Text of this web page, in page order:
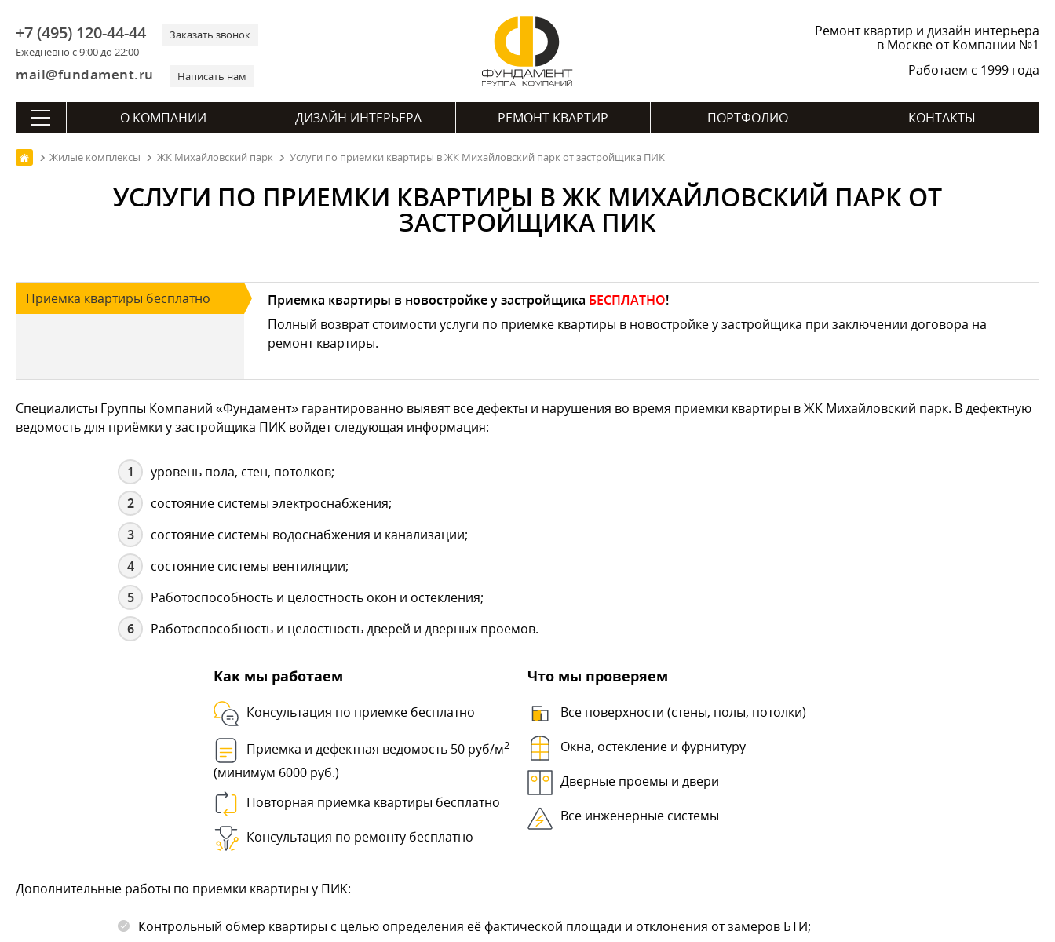
+7 (495) 120-44-44
Ежедневно с 9:00 до 22:00
Заказать звонок
mail@fundament.ru Написать нам
Ремонт квартир и дизайн интерьера
в Москве от Компании №1
Работаем с 1999 года
О КОМПАНИИ ДИЗАЙН ИНТЕРЬЕРА РЕМОНТ КВАРТИР ПОРТФОЛИО КОНТАКТЫ
Жилые комплексы ЖК Михайловский парк Услуги по приемки квартиры в ЖК Михайловский парк от застройщика ПИК
УСЛУГИ ПО ПРИЕМКИ КВАРТИРЫ В ЖК МИХАЙЛОВСКИЙ ПАРК ОТ
ЗАСТРОЙЩИКА ПИК
Приемка квартиры бесплатно Приемка квартиры в новостройке у застройщика БЕСПЛАТНО!
Полный возврат стоимости услуги по приемке квартиры в новостройке у застройщика при заключении договора на
ремонт квартиры.
Специалисты Группы Компаний «Фундамент» гарантированно выявят все дефекты и нарушения во время приемки квартиры в ЖК Михайловский парк. В дефектную
ведомость для приёмки у застройщика ПИК войдет следующая информация:
уровень пола, стен, потолков;
состояние системы электроснабжения;
состояние системы водоснабжения и канализации;
состояние системы вентиляции;
Работоспособность и целостность окон и остекления;
Работоспособность и целостность дверей и дверных проемов.
Как мы работаем
Консультация по приемке бесплатно
Приемка и дефектная ведомость 50 руб/м2
(минимум 6000 руб.)
Повторная приемка квартиры бесплатно
Консультация по ремонту бесплатно
Что мы проверяем
Все поверхности (стены, полы, потолки)
Окна, остекление и фурнитуру
Дверные проемы и двери
Все инженерные системы
Дополнительные работы по приемки квартиры у ПИК:
Контрольный обмер квартиры с целью определения её фактической площади и отклонения от замеров БТИ;